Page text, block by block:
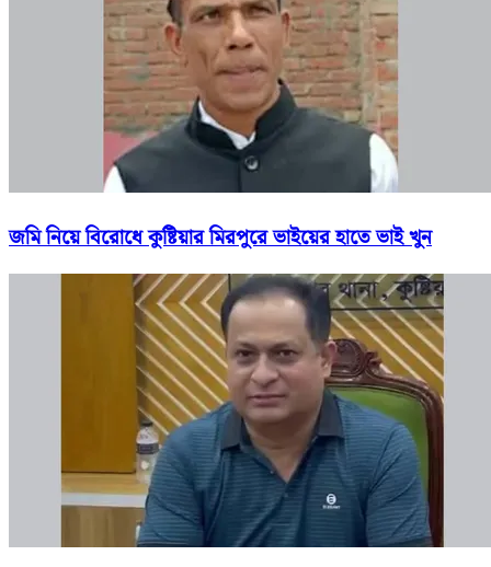
জমি নিয়ে বিরোধে কুষ্টিয়ার মিরপুরে ভাইয়ের হাতে ভাই খুন